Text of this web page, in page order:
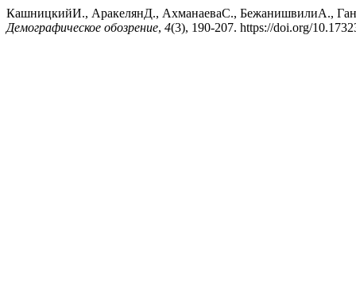
КашницкийИ., АракелянД., АхманаеваС., БежанишвилиА.,
Демографическое обозрение, 4(3), 190-207. https://doi.org/